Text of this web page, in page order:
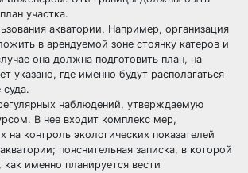
участка.
акватории. Например, организация
в арендуемой зоне стоянку катеров и
она должна подготовить план, на
указано, где именно будут располагаться
наблюдений, утверждаемую
В нее входит комплекс мер,
на контроль экологических показателей
пояснительная записка, в которой
как именно планируется вести